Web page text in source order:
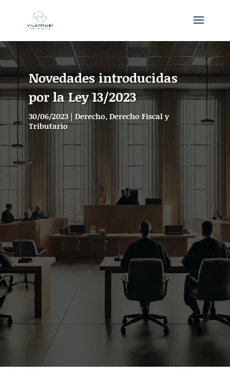
Novedades introducidas
por la Ley 13/2023
30/06/2023| Derecho,Derecho Fiscal y
Tributario